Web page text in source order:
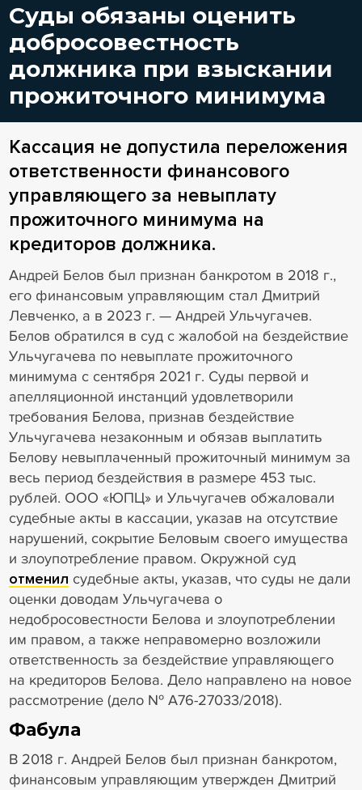
Суды обязаны оценить
добросовестность
должника при взыскании
прожиточного минимума
Кассация не допустила переложения
ответственности финансового
управляющего за невыплату
прожиточного минимума на
кредиторов должника.
Андрей Белов был признан банкротом в 2018 г.,
его финансовым управляющим стал Дмитрий
Левченко, а в 2023 г. — Андрей Ульчугачев.
Белов обратился в суд с жалобой на бездействие
Ульчугачева по невыплате прожиточного
минимума с сентября 2021 г. Суды первой и
апелляционной инстанций удовлетворили
требования Белова, признав бездействие
Ульчугачева незаконным и обязав выплатить
Белову невыплаченный прожиточный минимум за
весь период бездействия в размере 453 тыс.
рублей. ООО «ЮПЦ» и Ульчугачев обжаловали
судебные акты в кассации, указав на отсутствие
нарушений, сокрытие Беловым своего имущества
и злоупотребление правом. Окружной суд
отменил судебные акты, указав, что суды не дали
оценки доводам Ульчугачева о
недобросовестности Белова и злоупотреблении
им правом, а также неправомерно возложили
ответственность за бездействие управляющего
на кредиторов Белова. Дело направлено на новое
рассмотрение (дело № А76-27033/2018).
Фабула
В 2018 г. Андрей Белов был признан банкротом,
финансовым управляющим утвержден Дмитрий